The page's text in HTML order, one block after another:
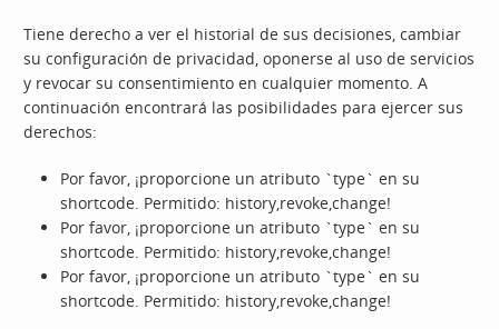
Tiene derecho a ver el historial de sus decisiones, cambiar
su configuración de privacidad, oponerse al uso de servicios
y revocar su consentimiento en cualquier momento. A
continuación encontrará las posibilidades para ejercer sus
derechos:
Por favor, ¡proporcione un atributo `type` en su
shortcode. Permitido: history,revoke,change!
Por favor, ¡proporcione un atributo `type` en su
shortcode. Permitido: history,revoke,change!
Por favor, ¡proporcione un atributo `type` en su
shortcode. Permitido: history,revoke,change!